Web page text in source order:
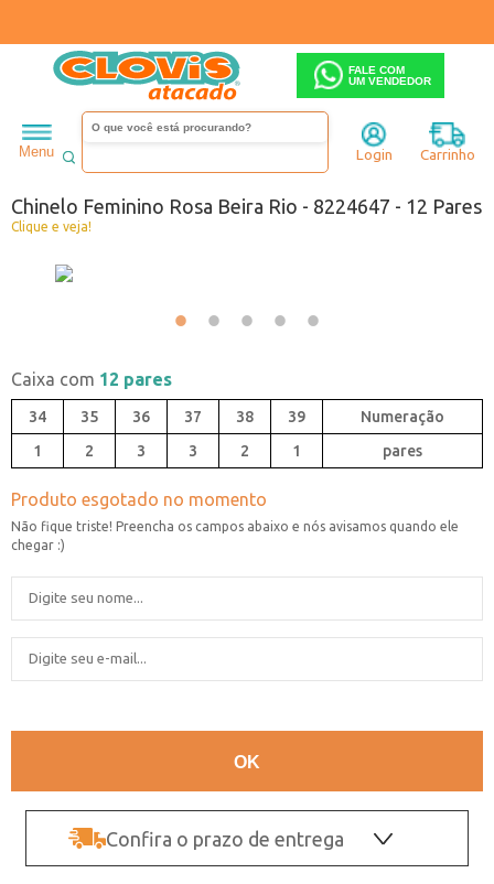
FALE COM
UM VENDEDOR
Menu Login Carrinho
Feminino Chinelo
Chinelo Feminino Rosa Beira Rio - 8224647 - 12 Pares
Clique e veja!
Caixa com 12 pares
34 35 36 37 38
39
1
2 3 3 2 1 pares
Confira o prazo de entrega